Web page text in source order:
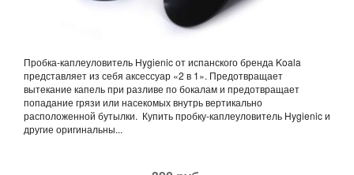
Пробка-каплеуловитель Hygienic от испанского бренда Koala
представляет из себя аксессуар «2 в 1». Предотвращает
вытекание капель при разливе по бокалам и предотвращает
попадание грязи или насекомых внутрь вертикально
расположенной бутылки. Купить пробку-каплеуловитель Hygienic и
другие оригинальны...